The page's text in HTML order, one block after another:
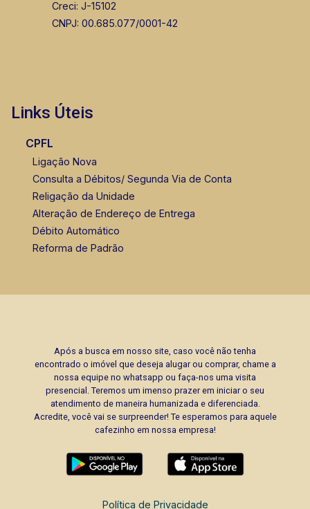
Creci: J-15102
CNPJ: 00.685.077/0001-42
Links Úteis
CPFL
Ligação Nova
Consulta a Débitos/ Segunda Via de Conta
Religação da Unidade
Alteração de Endereço de Entrega
Débito Automático
Reforma de Padrão
Após a busca em nosso site, caso você não tenha
encontrado o imóvel que deseja alugar ou comprar, chame a
nossa equipe no whatsapp ou faça-nos uma visita
presencial. Teremos um imenso prazer em iniciar o seu
atendimento de maneira humanizada e diferenciada.
Acredite, você vai se surpreender! Te esperamos para aquele
cafezinho em nossa empresa!
Política de Privacidade